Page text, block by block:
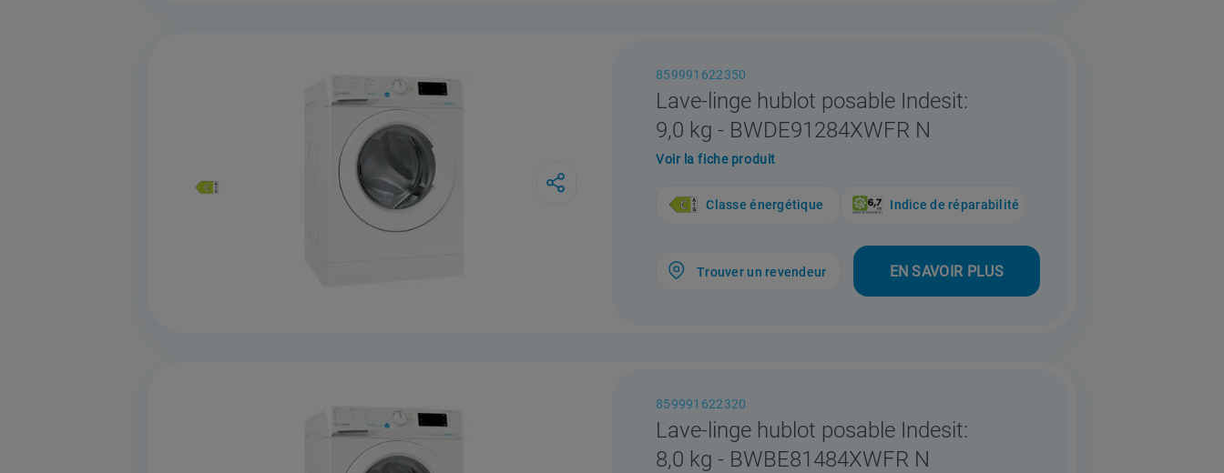
859991622350
Lave-linge hublot posable Indesit:
9,0 kg - BWDE91284XWFR N
Voir la fiche produit
Classe énergétique
Trouver un revendeur
Indice de réparabilité
EN SAVOIR PLUS
859991622320
Lave-linge hublot posable Indesit:
8,0 kg - BWBE81484XWFR N